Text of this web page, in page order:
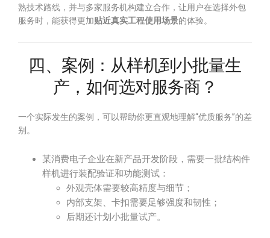
熟技术路线，并与多家服务机构建立合作，让用户在选择外包
服务时，能获得更加贴近真实工程使用场景的体验。
四、案例：从样机到小批量生
产，如何选对服务商？
一个实际发生的案例，可以帮助你更直观地理解“优质服务”的差
别。
某消费电子企业在新产品开发阶段，需要一批结构件
样机进行装配验证和功能测试：
外观壳体需要较高精度与细节；
内部支架、卡扣需要足够强度和韧性；
后期还计划小批量试产。